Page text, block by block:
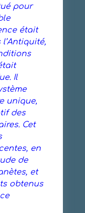
pour
était
Il
unique,
des
Cet
en
de
et
obtenus